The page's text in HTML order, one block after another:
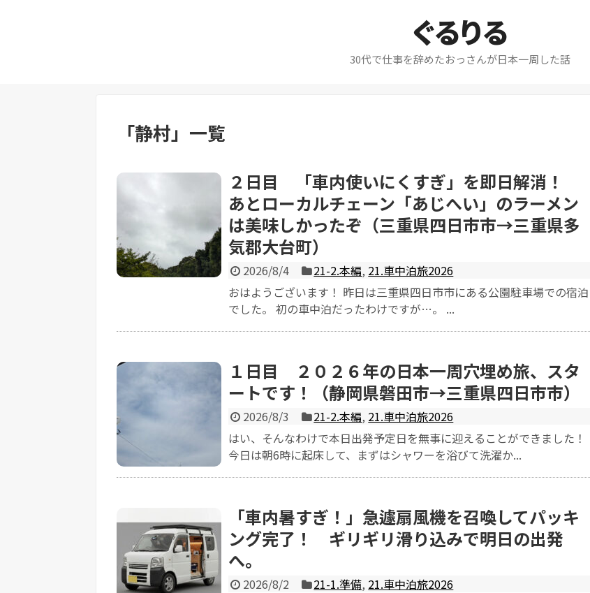
ぐるりる
30代で仕事を辞めたおっさんが日本一周した話
「静村」 一覧
２日目 「車内使いにくすぎ」を即日解消！
あとローカルチェーン「あじへい」のラーメン
は美味しかったぞ（三重県四日市市→三重県多
気郡大台町）
2026/8/4 21-2.本編, 21.車中泊旅2026
おはようございます！ 昨日は三重県四日市市にある公園駐車場での宿泊
でした。 初の車中泊だったわけですが…。 ...
１日目 ２０２６年の日本一周穴埋め旅、スタ
ートです！（静岡県磐田市→三重県四日市市）
2026/8/3 21-2.本編, 21.車中泊旅2026
はい、そんなわけで本日出発予定日を無事に迎えることができました！
今日は朝6時に起床して、まずはシャワーを浴びて洗濯か...
「車内暑すぎ！」急遽扇風機を召喚してパッキ
ング完了！ ギリギリ滑り込みで明日の出発
へ。
2026/8/2 21-1.準備, 21.車中泊旅2026